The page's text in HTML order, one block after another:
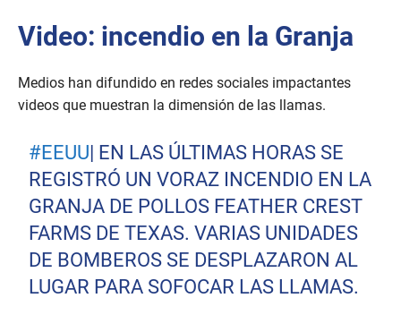
Video: incendio en la Granja
Medios han difundido en redes sociales impactantes
videos que muestran la dimensión de las llamas.
#EEUU| EN LAS ÚLTIMAS HORAS SE
REGISTRÓ UN VORAZ INCENDIO EN LA
GRANJA DE POLLOS FEATHER CREST
FARMS DE TEXAS. VARIAS UNIDADES
DE BOMBEROS SE DESPLAZARON AL
LUGAR PARA SOFOCAR LAS LLAMAS.